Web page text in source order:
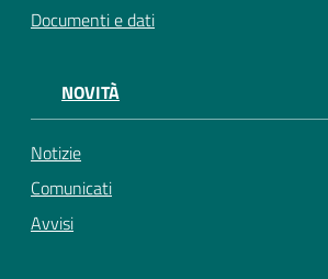
Documenti e dati
NOVITÀ
Notizie
Comunicati
Avvisi